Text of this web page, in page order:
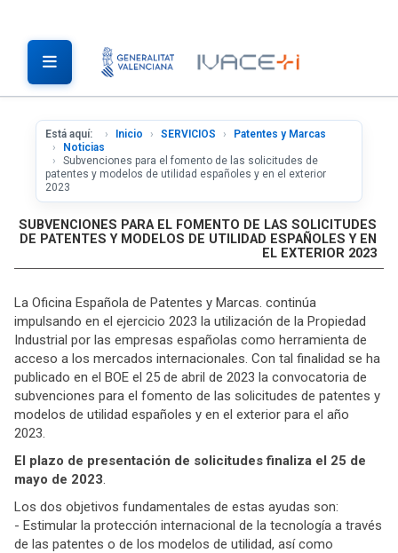
Está aquí: Inicio SERVICIOS
Patentes y Marcas
Noticias
Subvenciones para el fomento de las solicitudes de
patentes y modelos de utilidad españoles y en el exterior
2023
SUBVENCIONES PARA EL FOMENTO DE LAS SOLICITUDES
DE PATENTES Y MODELOS DE UTILIDAD ESPAÑOLES Y EN
EL EXTERIOR 2023
La Oficina Española de Patentes y Marcas. continúa
impulsando en el ejercicio 2023 la utilización de la Propiedad
Industrial por las empresas españolas como herramienta de
acceso a los mercados internacionales. Con tal finalidad se ha
publicado en el BOE el 25 de abril de 2023 la convocatoria de
subvenciones para el fomento de las solicitudes de patentes y
modelos de utilidad españoles y en el exterior para el año
2023.
El plazo de presentación de solicitudes finaliza el 25 de
mayo de 2023.
Los dos objetivos fundamentales de estas ayudas son:
- Estimular la protección internacional de la tecnología a través
de las patentes o de los modelos de utilidad, así como